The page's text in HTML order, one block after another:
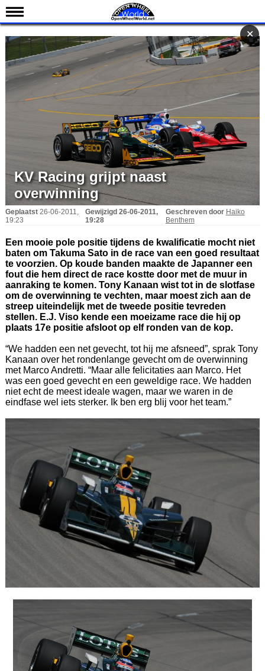
Nieuws
Kalender
Uitslagen
Standen
Coureurs
IndyCar 101
Indy 500
English
KV Racing grijpt naast
overwinning
Geplaatst 26-06-2011,
19:23
Gewijzigd 26-06-2011,
19:28
Geschreven door Haiko
Benthem
Een mooie pole positie tijdens de kwalificatie mocht niet
baten om Takuma Sato in de race van een goed resultaat
te voorzien. Op koude banden maakte de Japanner een
fout die hem direct de race kostte door met de muur in
aanraking te komen. Tony Kanaan wist tot in de slotfase
om de overwinning te vechten, maar moest zich aan de
streep uiteindelijk met de tweede positie tevreden
stellen. E.J. Viso kende een moeizame race die hij op
plaats 17e positie afsloot op elf ronden van de kop.
“We hadden een net gevecht, tot hij me afsneed”, sprak Tony
Kanaan over het rondenlange gevecht om de overwinning
met Marco Andretti. “Maar alle felicitaties aan Marco. Het
was een goed gevecht en een geweldige race. We hadden
niet echt de meest ideale wagen, maar we waren in de
eindfase wel iets sterker. Ik ben erg blij voor het team.”
✕
✕